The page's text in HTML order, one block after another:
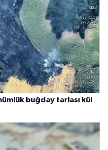
buğday tarlası kül